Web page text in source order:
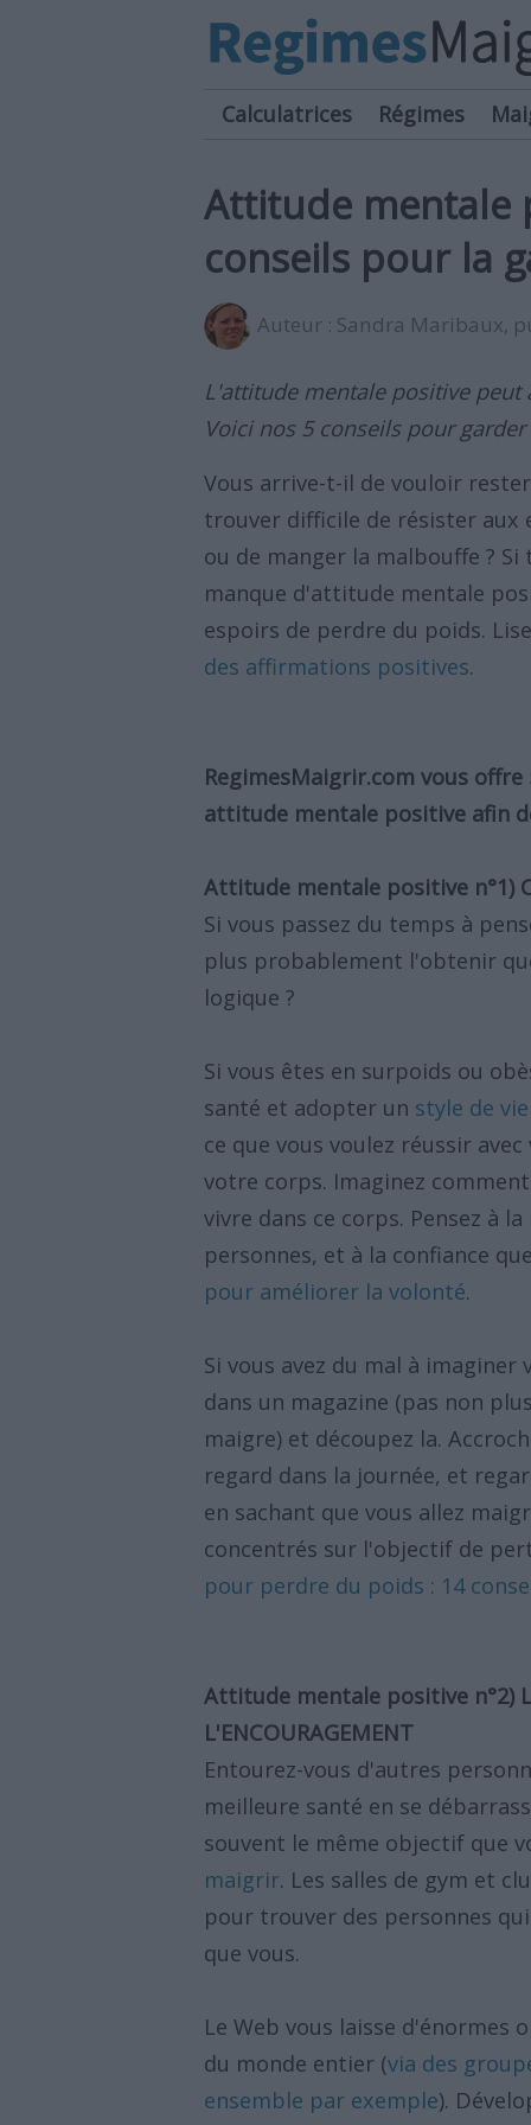
Calculatrices Régimes
Attitude mentale
conseils pour la
Auteur : Sandra Maribaux,
L'attitude mentale positive
Voici nos 5 conseils pour
Vous arrive-t-il de vouloir
trouver difficile de résister aux
ou de manger la malbouffe ?
manque d'attitude mentale
espoirs de perdre du poids.
des affirmations positives.
RegimesMaigrir.com vous
attitude mentale positive afin
Attitude mentale positive n°1)
Si vous passez du temps à
plus probablement l'obtenir
logique ?
Si vous êtes en surpoids ou
santé et adopter un style de
ce que vous voulez réussir
votre corps. Imaginez
vivre dans ce corps. Pensez à
personnes, et à la confiance
pour améliorer la volonté.
Si vous avez du mal à
dans un magazine (pas non
maigre) et découpez la.
regard dans la journée, et
en sachant que vous allez
concentrés sur l'objectif de
pour perdre du poids : 14
Attitude mentale positive n°2)
L'ENCOURAGEMENT
Entourez-vous d'autres
meilleure santé en se
souvent le même objectif que
maigrir. Les salles de gym et
pour trouver des personnes
que vous.
Le Web vous laisse d'énormes
du monde entier (via des
ensemble par exemple).